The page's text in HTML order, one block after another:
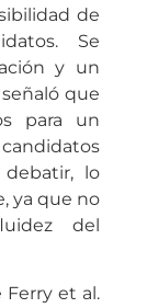
de
Se
y un
que
para un
lo
ya que no
del
Ferry et al.